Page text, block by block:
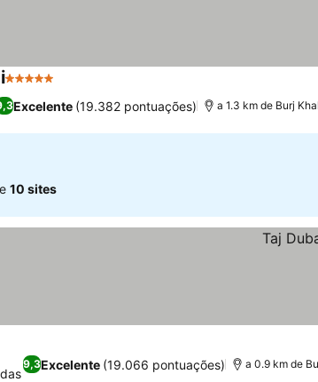
5 Estrelas
Excelente (19.382 pontuações) a 1.3 km de Burj
10 sites
9,3Excelente (19.066 pontuações) a 0.9 km de